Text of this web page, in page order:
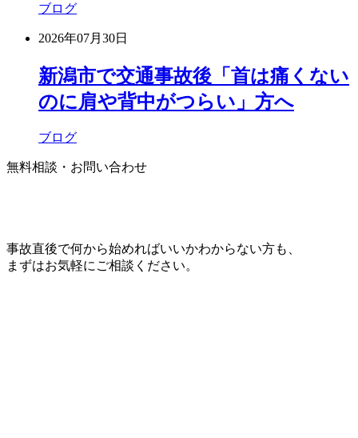
ブログ
2026年07月30日
新潟市で交通事故後「首は痛くない
のに肩や背中がつらい」方へ
ブログ
無料相談・お問い合わせ
事故直後で何から始めればいいかわからない方も、
まずはお気軽にご相談ください。